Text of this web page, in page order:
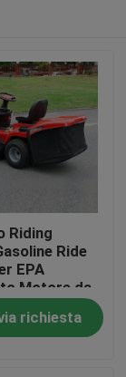
Riding
Ride
EPA
Motore da
Larghezza
per
supporto
richiesta